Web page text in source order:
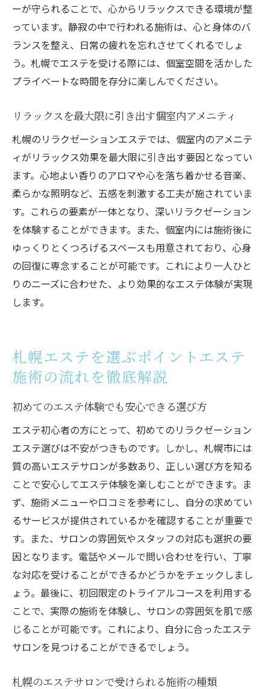
ーが守られることで、心からリラックスできる環境が整
っています。静寂の中で行われる施術は、心と身体のバ
ランスを整え、日常の疲れを忘れさせてくれるでしょ
う。札幌でエステを受ける際には、個室空間を活かした
プライベートな時間を存分に楽しんでください。
リラックスを最大限に引き出す個室内アメニティ
札幌のリラクゼーションエステでは、個室内のアメニテ
ィがリラックス効果を最大限に引き出す要因となってい
ます。心地よい香りのアロマや心を落ち着かせる音楽、
柔らかな照明など、五感を刺激する工夫が施されていま
す。これらの要素が一体となり、深いリラクゼーション
を体験することができます。また、個室内には施術後に
ゆっくりとくつろげるスペースも用意されており、心身
の回復に専念することが可能です。これにより一人ひと
りのニーズに合わせた、より効果的なエステ体験が実現
します。
札幌エステを選ぶポイントエステ
施術の流れを徹底解説
初めてのエステ体験でも安心できる選び方
エステ初心者の方にとって、初めてのリラクゼーション
エステ選びは不安がつきものです。しかし、札幌市には
質の高いエステサロンが多数あり、正しい選び方を知る
ことで安心してエステ体験を楽しむことができます。ま
ず、施術メニューや口コミを参考にし、自分の求めてい
るサービスが提供されているかを確認することが重要で
す。また、サロンの雰囲気やスタッフの対応も選択の要
因となります。電話やメールで問い合わせを行い、丁寧
な対応を受けることができるかどうかをチェックしまし
ょう。最後に、初回限定のトライアルコースを利用する
ことで、実際の施術を体験し、サロンの雰囲気を肌で感
じることが可能です。これにより、自分に合ったエステ
サロンを見つけることができるでしょう。
札幌のエステサロンで受けられる施術の種類